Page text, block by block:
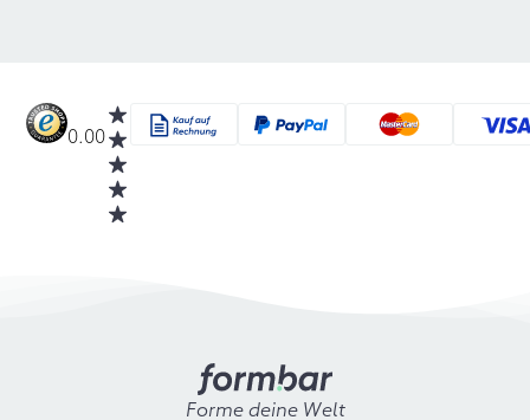
0.00
Forme deine Welt